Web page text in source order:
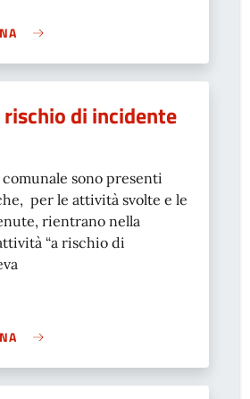
rischio di incidente
sono presenti
per le attività svolte e le
rientrano nella
“a rischio di